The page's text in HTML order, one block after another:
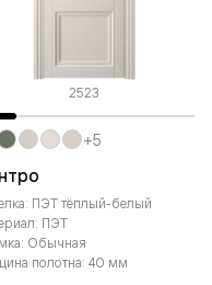
2523
ПЭТ тёплый-белый
ПЭТ
Обычная
полотна: 40 мм
+5